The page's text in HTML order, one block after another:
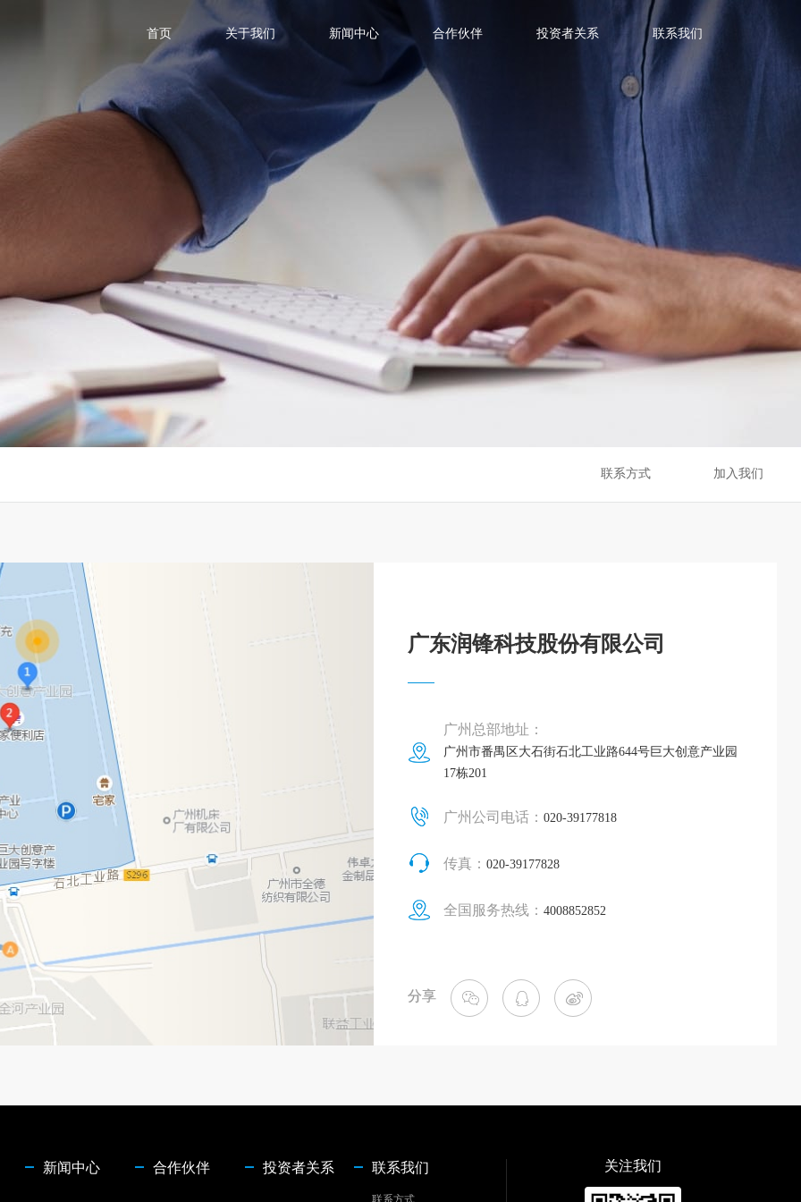
首页 关于我们 新闻中心 合作伙伴 投资者关系 联系我们
联系方式 加入我们
广东润锋科技股份有限公司
广州总部地址：
广州市番禺区大石街石北工业路644号巨大创意产业园
17栋201
广州公司电话：020-39177818
传真：020-39177828
全国服务热线：4008852852
分享
新闻中心 合作伙伴 投资者关系 联系我们
联系方式
关注我们